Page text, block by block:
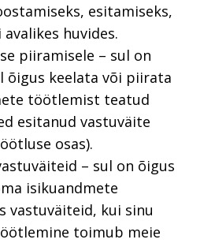
esitamiseks,
huvides.
piiramisele – sul on
õigus keelata või piirata
töötlemist teatud
esitanud vastuväite
osas).
– sul on õigus
isikuandmete
vastuväiteid, kui sinu
toimub meie